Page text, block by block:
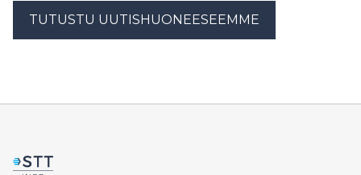
TUTUSTU UUTISHUONEESEEMME